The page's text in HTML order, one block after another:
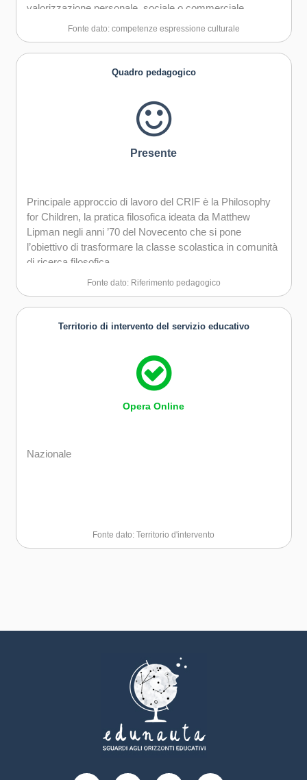
valorizzazione personale, sociale o commerciale
mediante le arti e le altre forme culturali
Fonte dato: competenze espressione culturale
Quadro pedagogico
Presente
Principale approccio di lavoro del CRIF è la Philosophy
for Children, la pratica filosofica ideata da Matthew
Lipman negli anni ’70 del Novecento che si pone
l’obiettivo di trasformare la classe scolastica in comunità
di ricerca filosofica.
Fonte dato: Riferimento pedagogico
Territorio di intervento del servizio educativo
Opera Online
Nazionale
Fonte dato: Territorio d'intervento